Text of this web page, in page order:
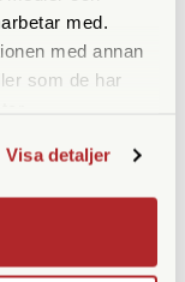
med.
med annan
som de har
Visa detaljer